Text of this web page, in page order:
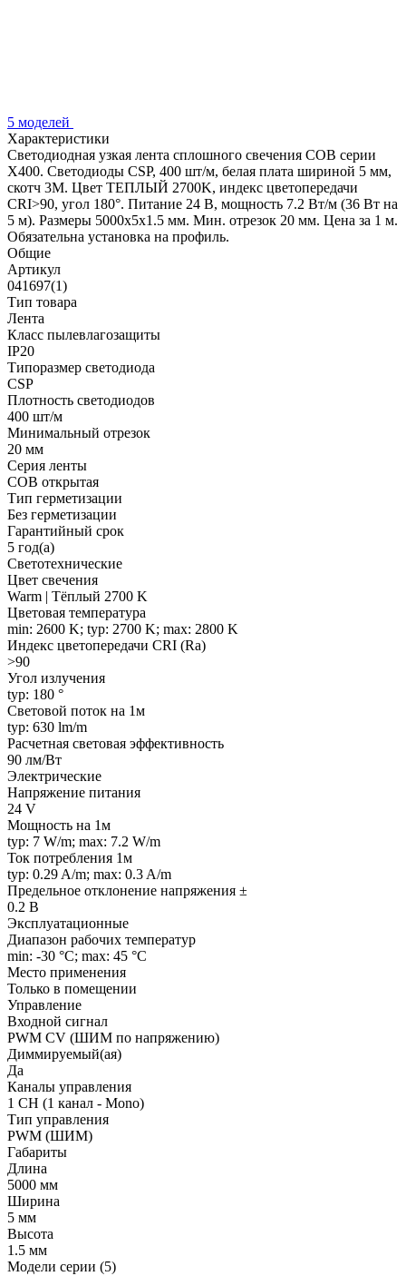
5 моделей
Характеристики
Светодиодная узкая лента сплошного свечения COB серии
X400. Светодиоды CSP, 400 шт/м, белая плата шириной 5 мм,
скотч 3M. Цвет ТЕПЛЫЙ 2700K, индекс цветопередачи
CRI>90, угол 180°. Питание 24 В, мощность 7.2 Вт/м (36 Вт на
5 м). Размеры 5000х5х1.5 мм. Мин. отрезок 20 мм. Цена за 1 м.
Обязательна установка на профиль.
Общие
Артикул
041697(1)
Тип товара
Лента
Класс пылевлагозащиты
IP20
Типоразмер светодиода
CSP
Плотность светодиодов
400 шт/м
Минимальный отрезок
20 мм
Серия ленты
COB открытая
Тип герметизации
Без герметизации
Гарантийный срок
5 год(а)
Светотехнические
Цвет свечения
Warm | Тёплый 2700 K
Цветовая температура
min: 2600 K; typ: 2700 K; max: 2800 K
Индекс цветопередачи CRI (Ra)
>90
Угол излучения
typ: 180 °
Световой поток на 1м
typ: 630 lm/m
Расчетная световая эффективность
90 лм/Вт
Электрические
Напряжение питания
24 V
Мощность на 1м
typ: 7 W/m; max: 7.2 W/m
Ток потребления 1м
typ: 0.29 A/m; max: 0.3 A/m
Предельное отклонение напряжения ±
0.2 В
Эксплуатационные
Диапазон рабочих температур
min: -30 °C; max: 45 °C
Место применения
Только в помещении
Управление
Входной сигнал
PWM СV (ШИМ по напряжению)
Диммируемый(ая)
Да
Каналы управления
1 CH (1 канал - Mono)
Тип управления
PWM (ШИМ)
Габариты
Длина
5000 мм
Ширина
5 мм
Высота
1.5 мм
Модели серии (5)